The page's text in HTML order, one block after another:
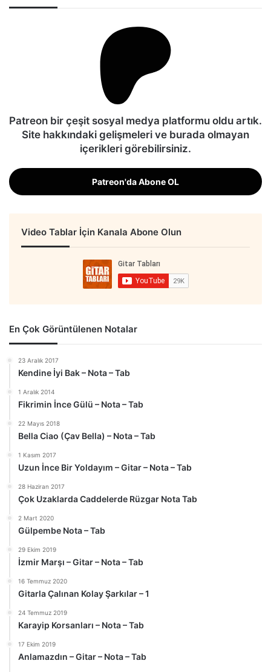
Patreon bir çeşit sosyal medya platformu oldu artık.
Site hakkındaki gelişmeleri ve burada olmayan
içerikleri görebilirsiniz.
Patreon'da Abone OL
Video Tablar İçin Kanala Abone Olun
En Çok Görüntülenen Notalar
23 Aralık 2017
Kendine İyi Bak – Nota – Tab
1 Aralık 2014
Fikrimin İnce Gülü – Nota – Tab
22 Mayıs 2018
Bella Ciao (Çav Bella) – Nota – Tab
1 Kasım 2017
Uzun İnce Bir Yoldayım – Gitar – Nota – Tab
28 Haziran 2017
Çok Uzaklarda Caddelerde Rüzgar Nota Tab
2 Mart 2020
Gülpembe Nota – Tab
29 Ekim 2019
İzmir Marşı – Gitar – Nota – Tab
16 Temmuz 2020
Gitarla Çalınan Kolay Şarkılar – 1
24 Temmuz 2019
Karayip Korsanları – Nota – Tab
17 Ekim 2019
Anlamazdın – Gitar – Nota – Tab